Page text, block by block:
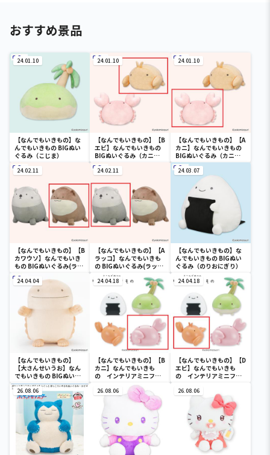
おすすめ景品
24.01.10
【なんでもいきもの】な
んでもいきもの BIGぬい
ぐるみ（こじま）
24.01.10
【なんでもいきもの】【B
エビ】なんでもいきもの
BIGぬいぐるみ（カニと
エビ）
24.01.10
【なんでもいきもの】【A
カニ】なんでもいきもの
BIGぬいぐるみ（カニと
エビ）
24.02.11
【なんでもいきもの】【B
カワウソ】なんでもいき
もの BIGぬいぐるみ(ラッ
24.02.11
【なんでもいきもの】【A
ラッコ】なんでもいきも
の BIGぬいぐるみ(ラッコ
とカワウソ)
24.03.07
【なんでもいきもの】な
んでもいきもの BIGぬい
ぐるみ（のりおにぎり）
24.04.04
【なんでもいきもの】
【大さんせいうお】なん
でもいきもの BIGぬいぐ
るみ（大さんせいうお）
24.04.18
【なんでもいきもの】【B
カニ】なんでもいきも
の インテリアミニフィ
24.04.18
【なんでもいきもの】【D
エビ】なんでもいきも
の インテリアミニフィ
26.08.06 26.08.06 26.08.06